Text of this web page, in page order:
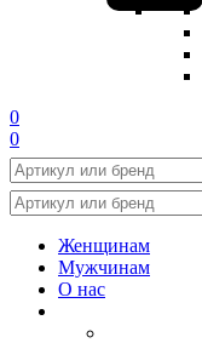
0
0
Женщинам
Мужчинам
О нас